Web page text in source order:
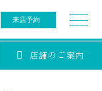
来店予約
店舗のご案内
5222